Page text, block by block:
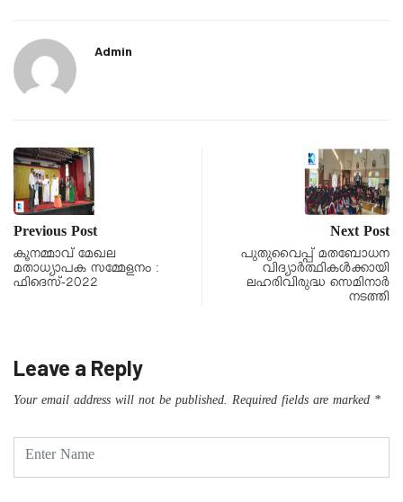
Admin
Previous Post
കൂനമ്മാവ് മേഖല
മതാധ്യാപക സമ്മേളനം :
ഫിദെസ്-2022
Next Post
പുതുവൈപ്പ് മതബോധന
വിദ്യാർത്ഥികൾക്കായി
ലഹരിവിരുദ്ധ സെമിനാർ
നടത്തി
Leave a Reply
Your email address will not be published. Required fields are marked *